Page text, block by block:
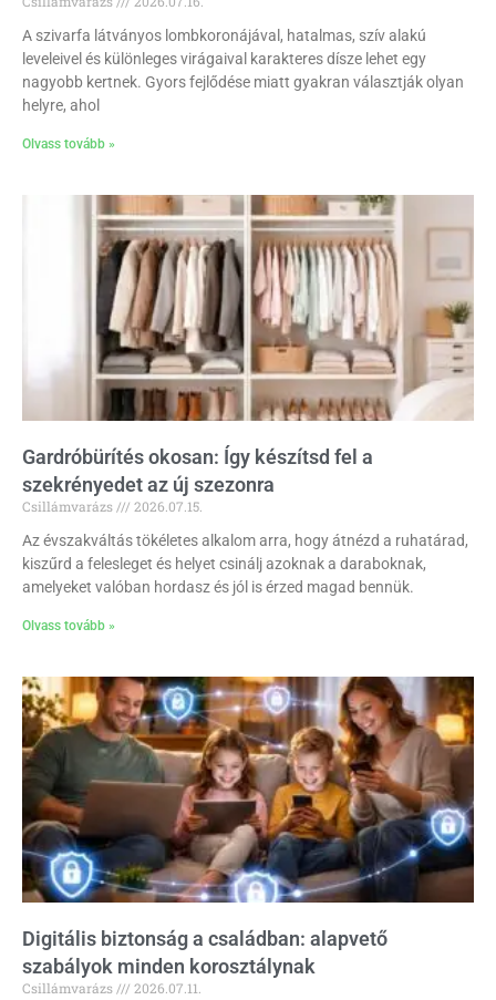
A szivarfa látványos lombkoronájával, hatalmas, szív alakú
leveleivel és különleges virágaival karakteres dísze lehet egy
nagyobb kertnek. Gyors fejlődése miatt gyakran választják olyan
helyre, ahol
Olvass tovább »
Gardróbürítés okosan: Így készítsd fel a
szekrényedet az új szezonra
Csillámvarázs
2026.07.15.
Az évszakváltás tökéletes alkalom arra, hogy átnézd a ruhatárad,
kiszűrd a felesleget és helyet csinálj azoknak a daraboknak,
amelyeket valóban hordasz és jól is érzed magad bennük.
Olvass tovább »
Digitális biztonság a családban: alapvető
szabályok minden korosztálynak
Csillámvarázs
2026.07.11.